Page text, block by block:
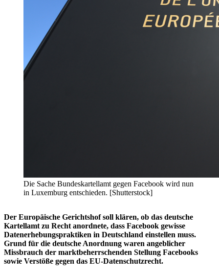
Die Sache Bundeskartellamt gegen Facebook wird nun
in Luxemburg entschieden. [Shutterstock]
Der Europäische Gerichtshof soll klären, ob das deutsche
Kartellamt zu Recht anordnete, dass Facebook gewisse
Datenerhebungspraktiken in Deutschland einstellen muss.
Grund für die deutsche Anordnung waren angeblicher
Missbrauch der marktbeherrschenden Stellung Facebooks
sowie Verstöße gegen das EU-Datenschutzrecht.